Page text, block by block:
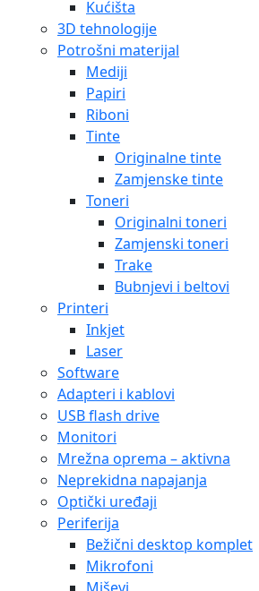
Kućišta
3D tehnologije
Potrošni materijal
Mediji
Papiri
Riboni
Tinte
Originalne tinte
Zamjenske tinte
Toneri
Originalni toneri
Zamjenski toneri
Trake
Bubnjevi i beltovi
Printeri
Inkjet
Laser
Software
Adapteri i kablovi
USB flash drive
Monitori
Mrežna oprema – aktivna
Neprekidna napajanja
Optički uređaji
Periferija
Bežični desktop komplet
Mikrofoni